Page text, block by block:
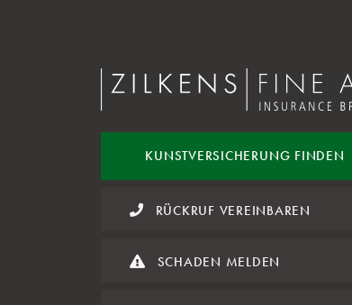
KUNSTVERSICHERUNG FINDEN
RÜCKRUF VEREINBAREN
SCHADEN MELDEN